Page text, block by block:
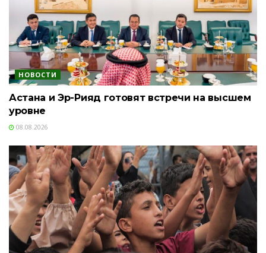
НОВОСТИ
Астана и Эр-Рияд готовят встречи на высшем
уровне
08.08.2026